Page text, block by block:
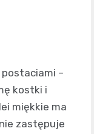
–
kostki i
miękkie ma
zastępuje